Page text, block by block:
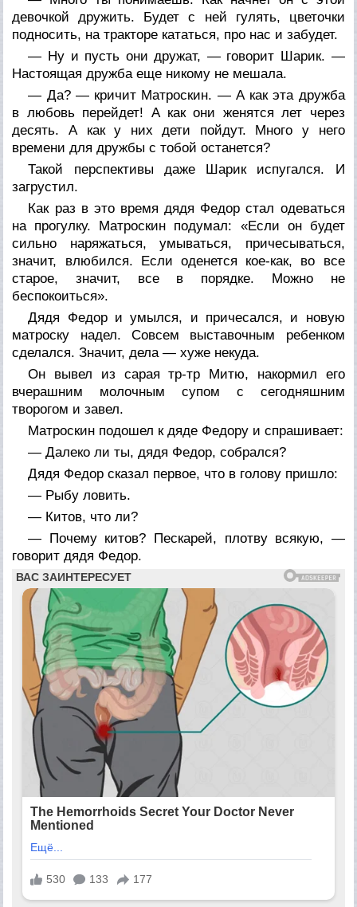
девочкой дружить. Будет с ней гулять, цветочки
подносить, на тракторе кататься, про нас и забудет.
— Ну и пусть они дружат, — говорит Шарик. —
Настоящая дружба еще никому не мешала.
— Да? — кричит Матроскин. — А как эта дружба
в любовь перейдет! А как они женятся лет через
десять. А как у них дети пойдут. Много у него
времени для дружбы с тобой останется?
Такой перспективы даже Шарик испугался. И
загрустил.
Как раз в это время дядя Федор стал одеваться
на прогулку. Матроскин подумал: «Если он будет
сильно наряжаться, умываться, причесываться,
значит, влюбился. Если оденется кое-как, во все
старое, значит, все в порядке. Можно не
беспокоиться».
Дядя Федор и умылся, и причесался, и новую
матроску надел. Совсем выставочным ребенком
сделался. Значит, дела — хуже некуда.
Он вывел из сарая тр-тр Митю, накормил его
вчерашним молочным супом с сегодняшним
творогом и завел.
Матроскин подошел к дяде Федору и спрашивает:
— Далеко ли ты, дядя Федор, собрался?
Дядя Федор сказал первое, что в голову пришло:
— Рыбу ловить.
— Китов, что ли?
— Почему китов? Пескарей, плотву всякую, —
говорит дядя Федор.